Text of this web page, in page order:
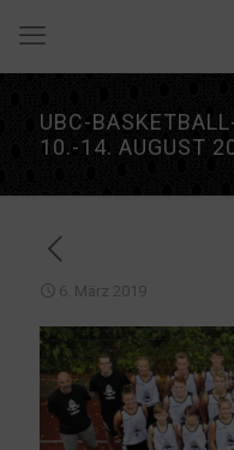
UBC-
10.-14. AUGUST
6. März 2019